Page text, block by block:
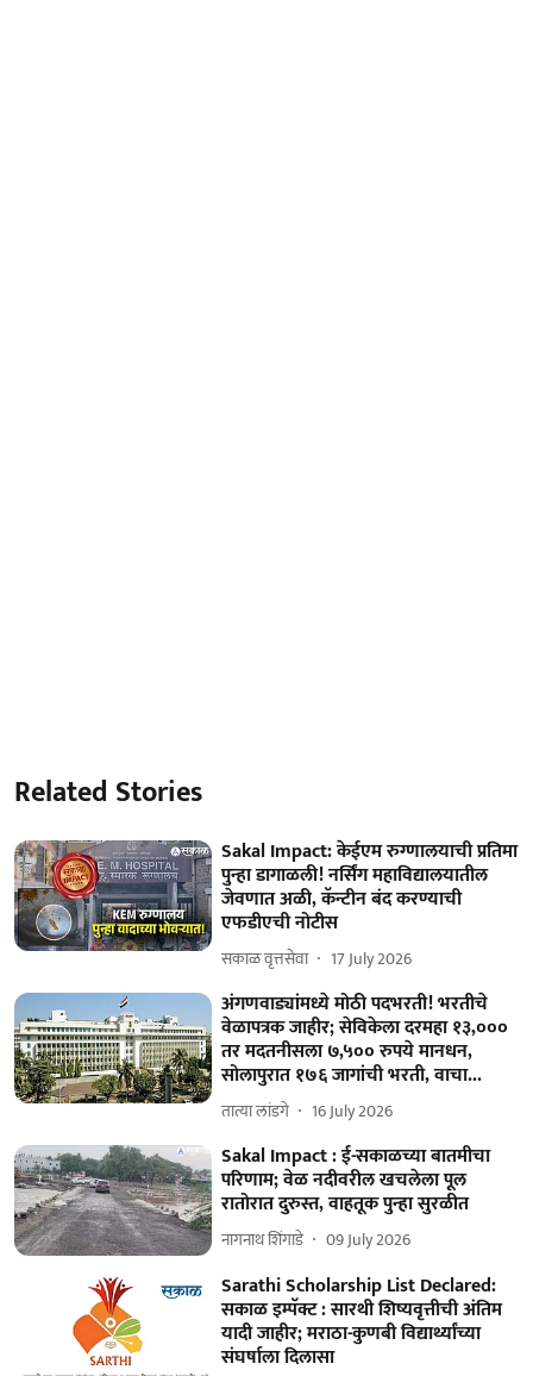
Related Stories
Sakal Impact: केईएम रुग्णालयाची प्रतिमा
पुन्हा डागाळली! नर्सिंग महाविद्यालयातील
जेवणात अळी, कॅन्टीन बंद करण्याची
एफडीएची नोटीस
सकाळ वृत्तसेवा 17 July 2026
अंगणवाड्यांमध्ये मोठी पदभरती! भरतीचे
वेळापत्रक जाहीर; सेविकेला दरमहा १३,०००
तर मदतनीसला ७,५०० रुपये मानधन,
सोलापुरात १७६ जागांची भरती, वाचा...
तात्या लांडगे 16 July 2026
Sakal Impact : ई-सकाळच्या बातमीचा
परिणाम; वेळ नदीवरील खचलेला पूल
रातोरात दुरुस्त, वाहतूक पुन्हा सुरळीत
नागनाथ शिंगाडे 09 July 2026
Sarathi Scholarship List Declared:
सकाळ इम्पॅक्ट : सारथी शिष्यवृत्तीची अंतिम
यादी जाहीर; मराठा-कुणबी विद्यार्थ्यांच्या
संघर्षाला दिलासा